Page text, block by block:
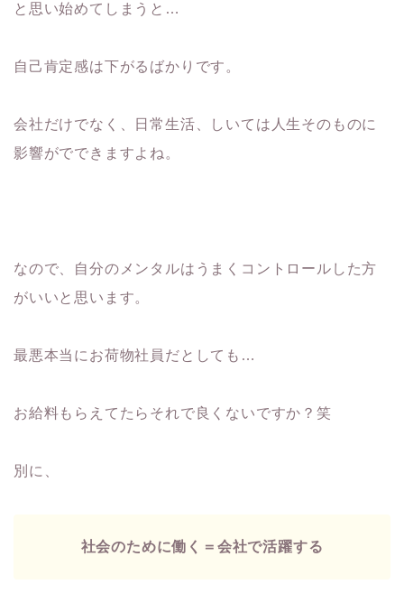
と思い始めてしまうと…
自己肯定感は下がるばかりです。
会社だけでなく、日常生活、しいては人生そのものに
影響がでできますよね。
なので、自分のメンタルはうまくコントロールした方
がいいと思います。
最悪本当にお荷物社員だとしても…
お給料もらえてたらそれで良くないですか？笑
別に、
社会のために働く＝会社で活躍する